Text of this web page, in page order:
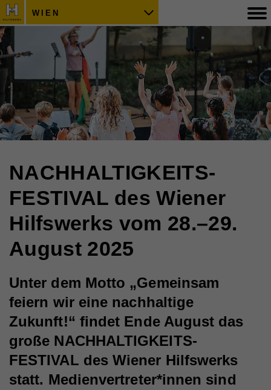
WIEN
NACHHALTIGKEITS-
FESTIVAL des Wiener
Hilfswerks vom 28.–29.
August 2025
Unter dem Motto „Gemeinsam
feiern wir eine nachhaltige
Zukunft!“ findet Ende August das
große NACHHALTIGKEITS-
FESTIVAL des Wiener Hilfswerks
statt. Medienvertreter*innen sind